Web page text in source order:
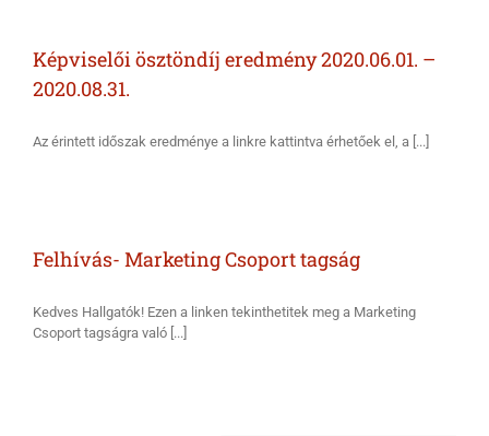
Képviselői ösztöndíj eredmény 2020.06.01. –
2020.08.31.
Az érintett időszak eredménye a linkre kattintva érhetőek el, a [...]
Felhívás- Marketing Csoport tagság
Kedves Hallgatók! Ezen a linken tekinthetitek meg a Marketing
Csoport tagságra való [...]